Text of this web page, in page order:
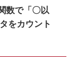
数で「〇以
をカウント